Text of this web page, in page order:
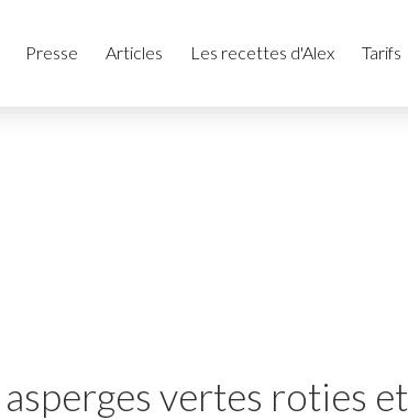
Presse Articles Les recettes d'Alex Tarifs
vertes roties et